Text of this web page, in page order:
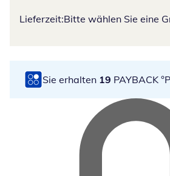
Lieferzeit:Bitte wählen Sie eine
Sie erhalten 19 PAYBACK